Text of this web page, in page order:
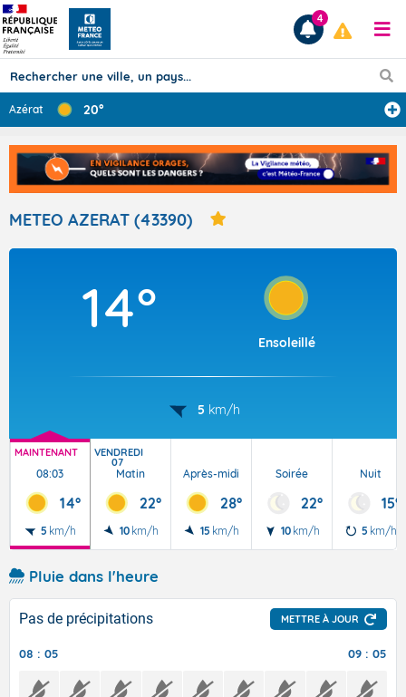
Prévisions
TOUS LES RÉSULTATS
Articles
4
Azérat 20°
METEO AZERAT (43390)
14°
Ensoleillé
5 km/h
MAINTENANT
08:03
14°
5 km/h
VENDREDI
07
Matin
22°
10 km/h
Après-midi
28°
15 km/h
Soirée
22°
10 km/h
Nuit
15°
5 km/h
Pluie dans l'heure
Pas de précipitations METTRE À JOUR
08 : 05 09 : 05